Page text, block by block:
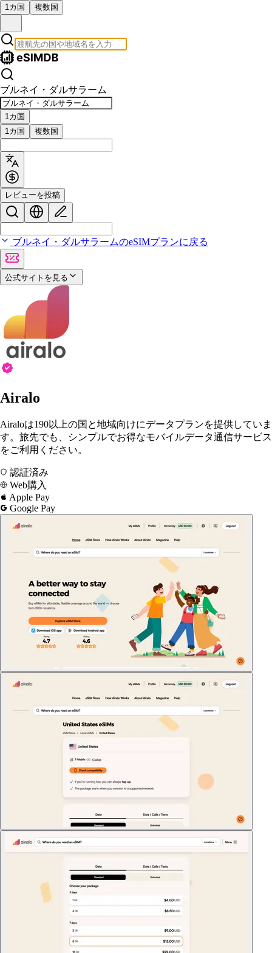
1カ国 複数国
ブルネイ・ダルサラーム
1カ国
1カ国
複数国
レビューを投稿
ブルネイ・ダルサラームのeSIMプランに戻る
公式サイトを見る
Airalo
Airaloは190以上の国と地域向けにデータプランを提供していま
す。旅先でも、シンプルでお得なモバイルデータ通信サービス
をご利用ください。
認証済み
Web購入
Apple Pay
Google Pay